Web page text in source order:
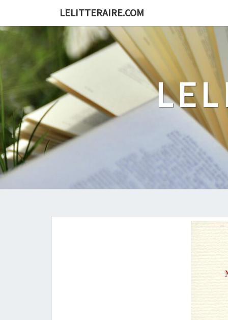
content
LELITTERAIRE.COM